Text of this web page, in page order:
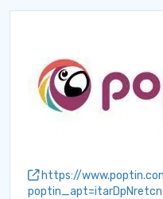
https://